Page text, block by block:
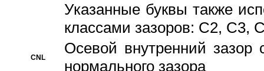
Указанные буквы также
классами зазоров: С2,
CNL
Осевой внутренний зазор
нормального зазора